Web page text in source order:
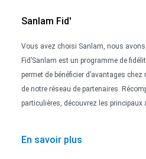
Sanlam Fid'
Vous avez choisi Sanlam, nous
Fid’Sanlam est un programme de
permet de bénéficier d’avantages
de notre réseau de partenaires.
particulières, découvrez les
En savoir plus